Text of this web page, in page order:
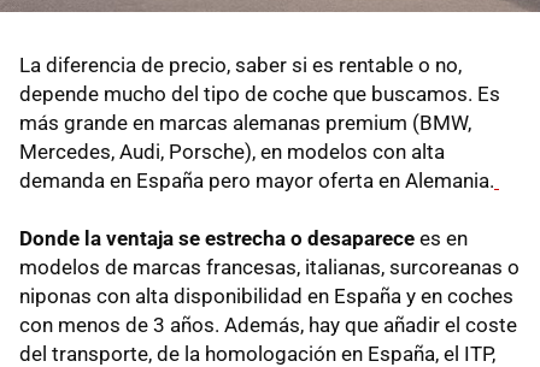
La diferencia de precio, saber si es rentable o no,
depende mucho del tipo de coche que buscamos. Es
más grande en marcas alemanas premium (BMW,
Mercedes, Audi, Porsche), en modelos con alta
demanda en España pero mayor oferta en Alemania.
Donde la ventaja se estrecha o desaparece es en
modelos de marcas francesas, italianas, surcoreanas o
niponas con alta disponibilidad en España y en coches
con menos de 3 años. Además, hay que añadir el coste
del transporte, de la homologación en España, el ITP,